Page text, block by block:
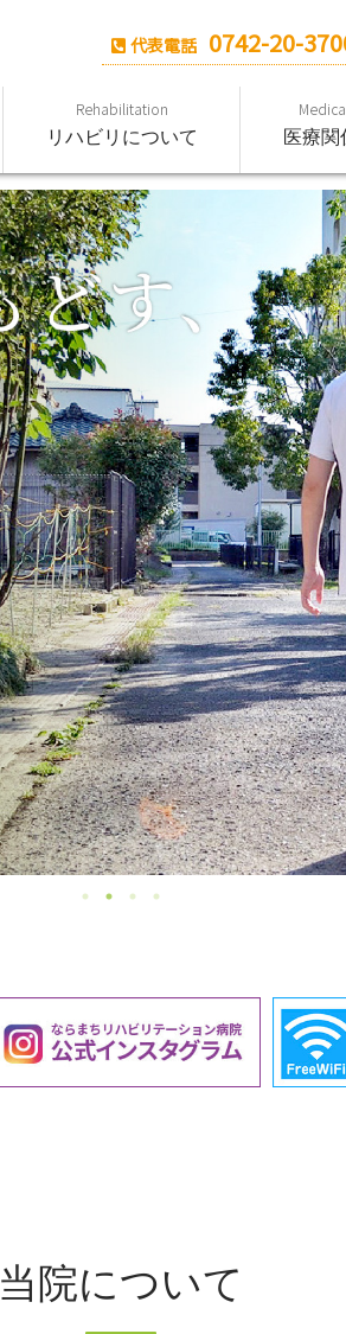
代表電話 0742-20-
Rehabilitation
リハビリについて
医療関
当院について